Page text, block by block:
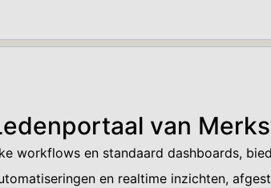
van
workflows en standaard dashboards,
en realtime inzichten,